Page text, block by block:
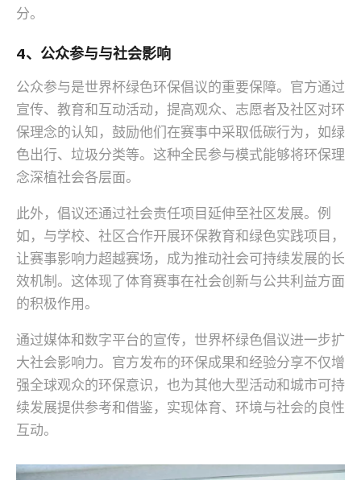
分。
4、公众参与与社会影响
公众参与是世界杯绿色环保倡议的重要保障。官方通过
宣传、教育和互动活动，提高观众、志愿者及社区对环
保理念的认知，鼓励他们在赛事中采取低碳行为，如绿
色出行、垃圾分类等。这种全民参与模式能够将环保理
念深植社会各层面。
此外，倡议还通过社会责任项目延伸至社区发展。例
如，与学校、社区合作开展环保教育和绿色实践项目，
让赛事影响力超越赛场，成为推动社会可持续发展的长
效机制。这体现了体育赛事在社会创新与公共利益方面
的积极作用。
通过媒体和数字平台的宣传，世界杯绿色倡议进一步扩
大社会影响力。官方发布的环保成果和经验分享不仅增
强全球观众的环保意识，也为其他大型活动和城市可持
续发展提供参考和借鉴，实现体育、环境与社会的良性
互动。